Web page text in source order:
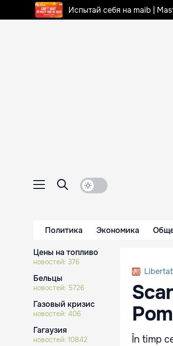
Испытай себя на maib |
Политика Экономика
Цены на топливо
новостей: 376
Бельцы
новостей: 5726
Газовый кризис
новостей: 406
Гагаузия
новостей: 10842
În timp